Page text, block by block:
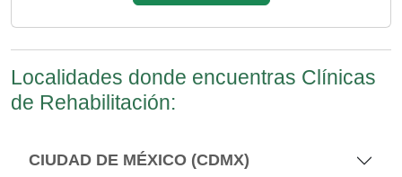
Localidades donde encuentras Clínicas
de Rehabilitación:
CIUDAD DE MÉXICO (CDMX)